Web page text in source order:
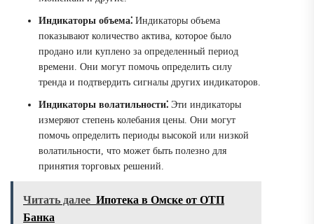
Индикаторы объема⁚ Индикаторы объема
показывают количество актива, которое было
продано или куплено за определенный период
времени. Они могут помочь определить силу
тренда и подтвердить сигналы других индикаторов.
Индикаторы волатильности⁚ Эти индикаторы
измеряют степень колебания цены. Они могут
помочь определить периоды высокой или низкой
волатильности, что может быть полезно для
принятия торговых решений.
Читать далее Ипотека в Омске от ОТП
Банка